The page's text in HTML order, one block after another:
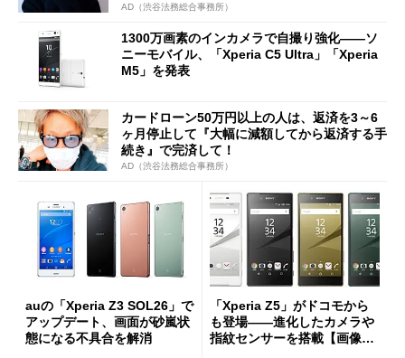
AD（渋谷法務総合事務所）
1300万画素のインカメラで自撮り強化――ソ
ニーモバイル、「Xperia C5 Ultra」「Xperia
M5」を発表
カードローン50万円以上の人は、返済を3～6
ヶ月停止して『大幅に減額してから返済する手
続き』で完済して！
AD（渋谷法務総合事務所）
auの「Xperia Z3 SOL26」で
アップデート、画面が砂嵐状
態になる不具合を解消
「Xperia Z5」がドコモから
も登場――進化したカメラや
指紋センサーを搭載【画像追